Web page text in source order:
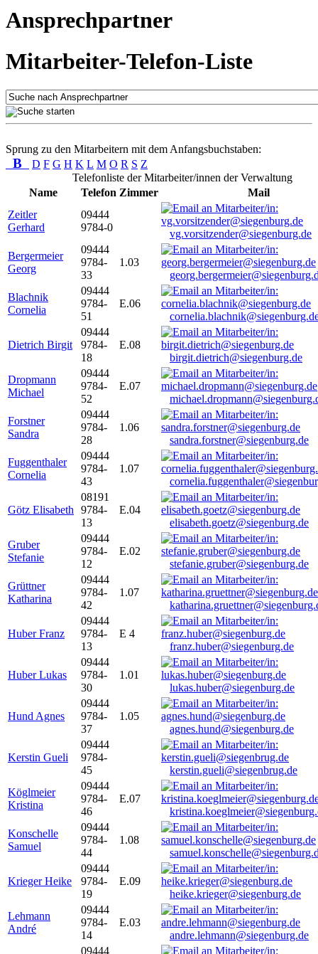
Ansprechpartner
Mitarbeiter-Telefon-Liste
Sprung zu den Mitarbeitern mit dem Anfangsbuchstaben:
B D F G H K L M O R S Z
Telefonliste der Mitarbeiter/innen der Verwaltung
Name
Telefon Zimmer
Mail
Zeitler
Gerhard
09444
9784-0
vg.vorsitzender@siegenburg.de
Bergermeier
Georg
09444
9784-
33
1.03
Blachnik
Cornelia
09444
9784-
51
E.06
Dietrich Birgit
09444
9784-
18
E.08
birgit.dietrich@siegenburg.de
Dropmann
Michael
09444
9784-
52
E.07
Forstner
Sandra
09444
9784-
28
1.06
sandra.forstner@siegenburg.de
Fuggenthaler
Cornelia
09444
9784-
43
1.07
Götz Elisabeth
08191
9784-
13
E.04
elisabeth.goetz@siegenburg.de
Gruber
Stefanie
09444
9784-
12
E.02
stefanie.gruber@siegenburg.de
Grüttner
Katharina
09444
9784-
42
1.07
Huber Franz
09444
9784-
13
E 4
franz.huber@siegenburg.de
Huber Lukas
09444
9784-
30
1.01
lukas.huber@siegenburg.de
Hund Agnes
09444
9784-
37
1.05
agnes.hund@siegenburg.de
Kerstin Gueli
09444
9784-
45
kerstin.gueli@siegenbrug.de
Köglmeier
Kristina
09444
9784-
46
E.07
Konschelle
Samuel
09444
9784-
44
1.08
Krieger Heike
09444
9784-
19
E.09
heike.krieger@siegenburg.de
Lehmann
André
09444
9784-
14
E.03
andre.lehmann@siegenburg.de
09444